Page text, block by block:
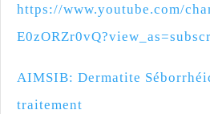
https://www.youtube.com/
AIMSIB: Dermatite
traitement